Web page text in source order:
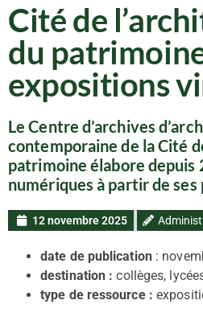
Cité de
du
expositions
Le Centre d’archives
contemporaine de la Cité
patrimoine élabore depuis
numériques à partir de
12 novembre 2025
date de publication:
destination :collèges,
type de ressource :